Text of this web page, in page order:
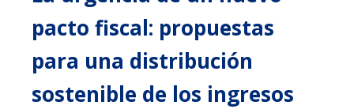
pacto fiscal: propuestas
para una distribución
sostenible de los ingresos